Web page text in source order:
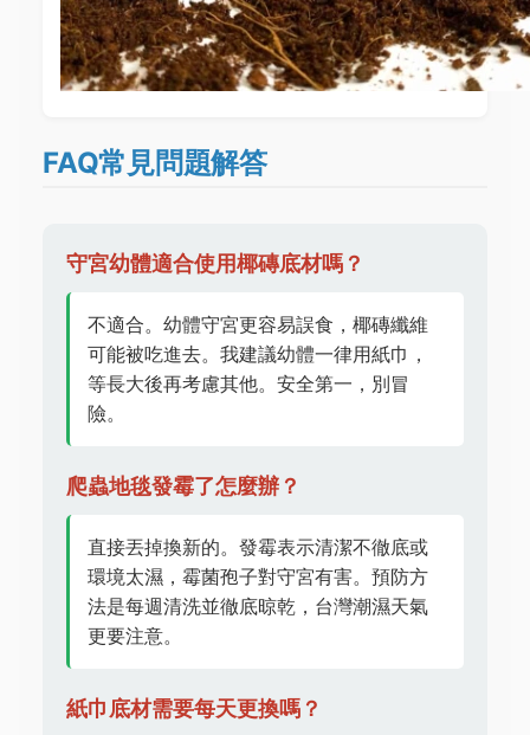
FAQ常見問題解答
守宮幼體適合使用椰磚底材嗎？
不適合。幼體守宮更容易誤食，椰磚纖維
可能被吃進去。我建議幼體一律用紙巾，
等長大後再考慮其他。安全第一，別冒
險。
爬蟲地毯發霉了怎麼辦？
直接丟掉換新的。發霉表示清潔不徹底或
環境太濕，霉菌孢子對守宮有害。預防方
法是每週清洗並徹底晾乾，台灣潮濕天氣
更要注意。
紙巾底材需要每天更換嗎？